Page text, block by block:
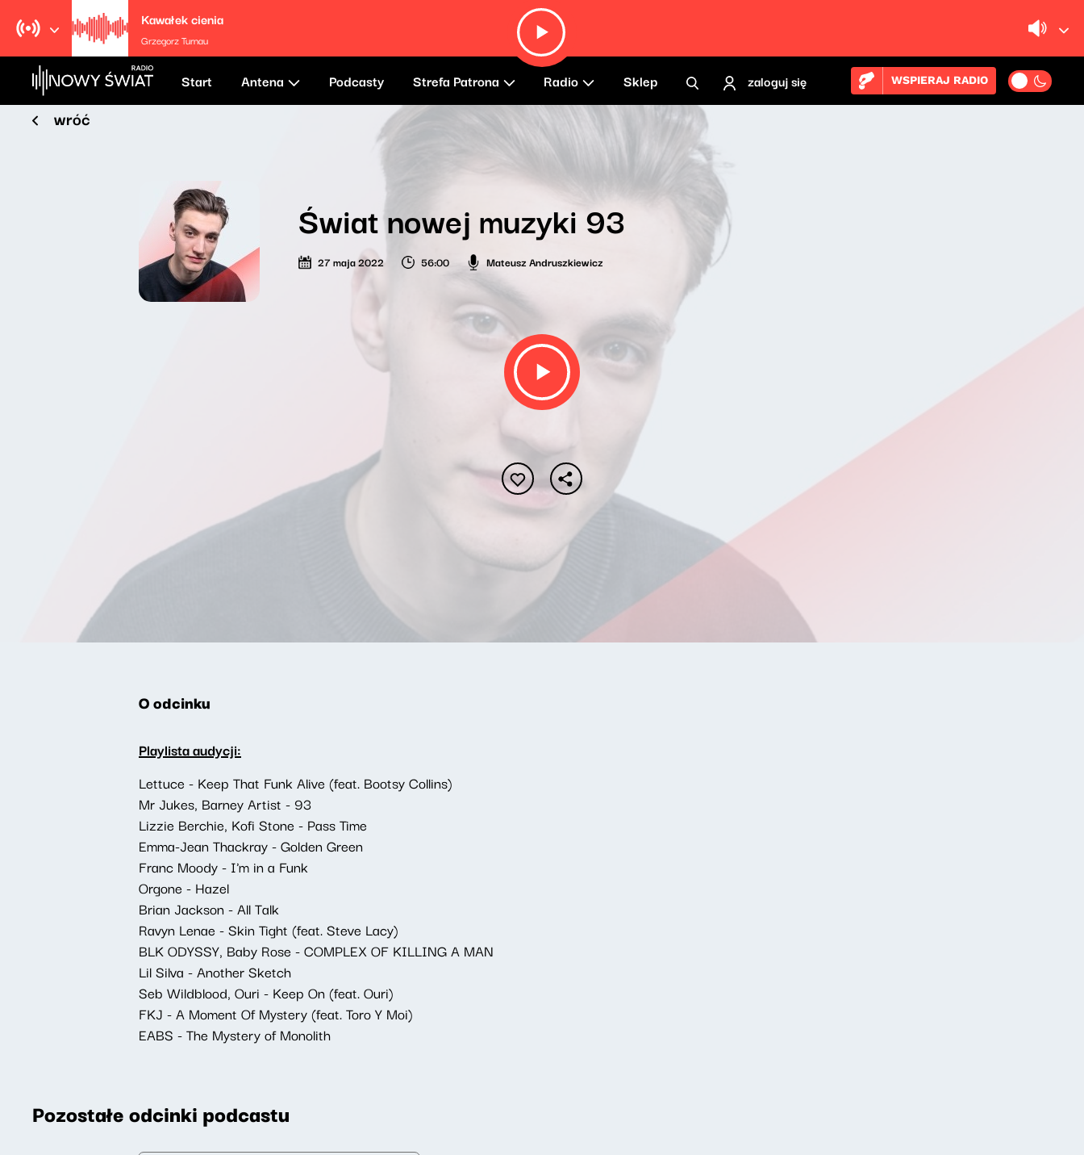
Kawałek cienia
Grzegorz Turnau
Start Antena Podcasty Strefa Patrona Radio Sklep zaloguj się WSPIERAJ RADIO
wróć
Świat nowej muzyki 93
27 maja 2022 56:00 Mateusz Andruszkiewicz
O odcinku
Playlista audycji:
Lettuce - Keep That Funk Alive (feat. Bootsy Collins)
Mr Jukes, Barney Artist - 93
Lizzie Berchie, Kofi Stone - Pass Time
Emma-Jean Thackray - Golden Green
Franc Moody - I'm in a Funk
Orgone - Hazel
Brian Jackson - All Talk
Ravyn Lenae - Skin Tight (feat. Steve Lacy)
BLK ODYSSY, Baby Rose - COMPLEX OF KILLING A MAN
Lil Silva - Another Sketch
Seb Wildblood, Ouri - Keep On (feat. Ouri)
FKJ - A Moment Of Mystery (feat. Toro Y Moi)
EABS - The Mystery of Monolith
Pozostałe odcinki podcastu